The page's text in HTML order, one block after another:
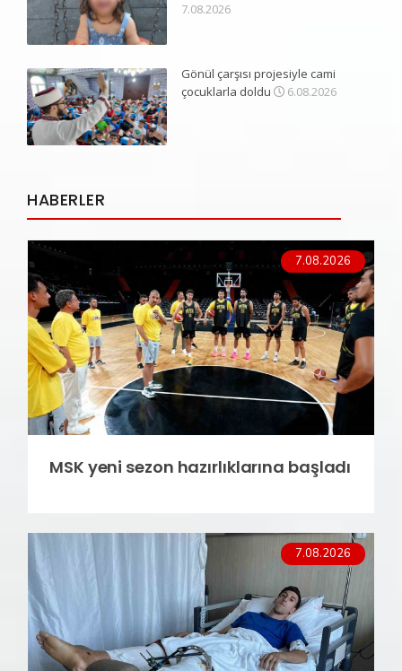
7.08.2026
Gönül çarşısı projesiyle cami
çocuklarla doldu
6.08.2026
HABERLER
7.08.2026
MSK yeni sezon hazırlıklarına başladı
7.08.2026